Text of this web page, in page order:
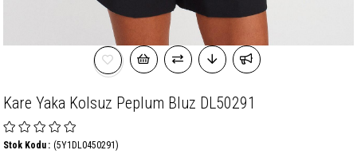
Kare Yaka Kolsuz Peplum Bluz DL50291
(5Y1DL0450291)
Stok Kodu